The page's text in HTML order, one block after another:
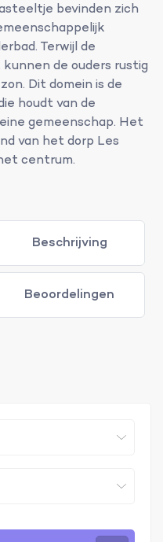
bevinden zich
Terwijl de
de ouders rustig
Dit domein is de
houdt van de
gemeenschap. Het
van het dorp Les
centrum.
Beschrijving
Beoordelingen